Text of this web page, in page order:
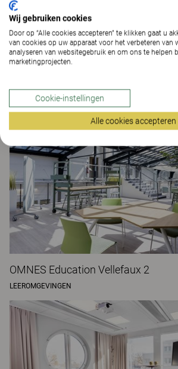
Voel je vrij om twee of drie tafels te
de verschillende vormen te laten
tip: gebruik een tafel voor
laat de andere leeg. Dit creëert een
georganiseerde luxe. Design: Björn
Projecten
OMNES Education Vellefaux 2
LEEROMGEVINGEN
Wij gebruiken cookies
Door op “Alle cookies accepteren” te klikken gaat u
van cookies op uw apparaat voor het verbeteren van
analyseren van websitegebruik en om ons te helpen
marketingprojecten.
Cookie-instellingen
Alle cookies accepteren